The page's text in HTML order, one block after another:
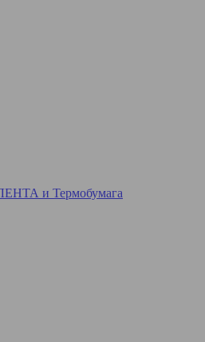
и Термобумага